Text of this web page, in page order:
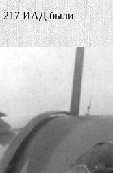
217 ИАД были